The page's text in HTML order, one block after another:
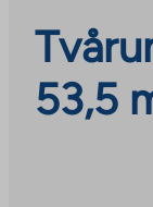
53,5